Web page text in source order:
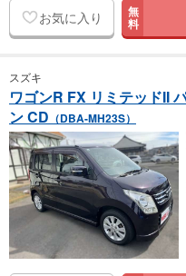
お気に入り 無
料
スズキ
ワゴンR FX リミテッドII
ン CD （DBA-MH23S）